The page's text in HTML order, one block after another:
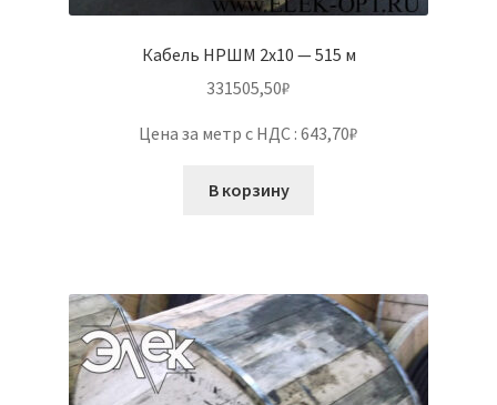
Кабель НРШМ 2х10 — 515 м
331505,50₽
Цена за метр с НДС : 643,70₽
В корзину